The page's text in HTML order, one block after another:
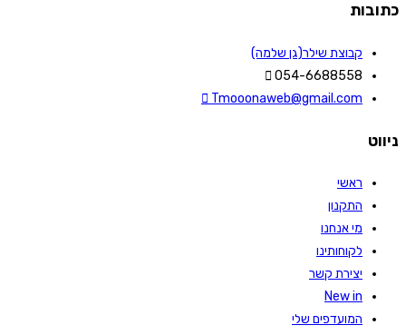
כתובות
קבוצת שילר(גן שלמה)
054-6688558
Tmooonaweb@gmail.com
ניווט
ראשי
התקנון
מי אנחנו
לקוחותינו
יצירת קשר
New in
המועדפים שלי